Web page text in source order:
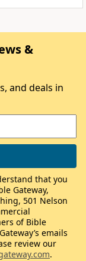
&
and deals in
that you
Gateway,
501 Nelson
of Bible
emails
review our
.